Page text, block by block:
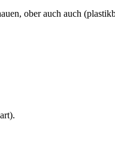
ober auch auch